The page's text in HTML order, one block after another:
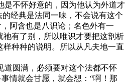
不怀好意的，因为他认为外道才
经典是法同一味，不会说有这个
阿含也是八识论；名色外有一
祂有了别，所以唯识才要把这剖析
种种的说明。所以从凡夫地一直
圆满，必须要对这个法都不怀
情就会甘愿，就会想：“啊！那